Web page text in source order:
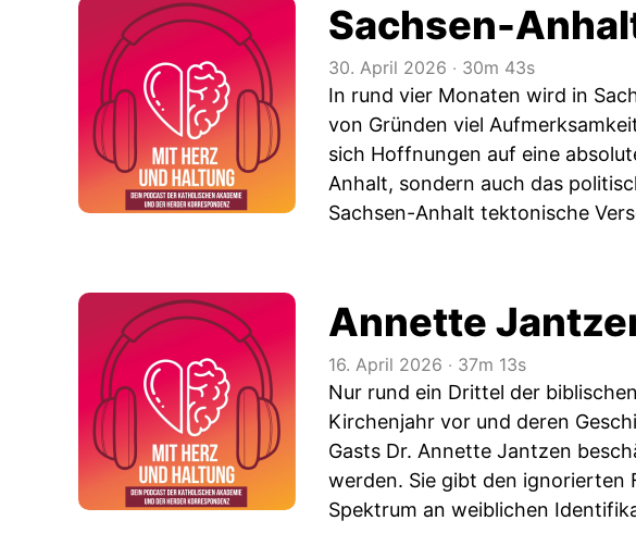
Sachsen-
30. April 2026 ‧ 30m 43s
In rund vier Monaten wird in
von Gründen viel
sich Hoffnungen auf eine
Anhalt, sondern auch das
Sachsen-Anhalt tektonische
Annette
16. April 2026 ‧ 37m 13s
Nur rund ein Drittel der
Kirchenjahr vor und deren
Gasts Dr. Annette Jantzen
werden. Sie gibt den ignorierten
Spektrum an weiblichen